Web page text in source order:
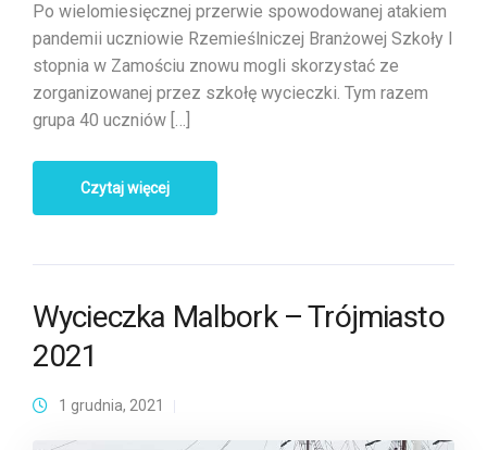
Po wielomiesięcznej przerwie spowodowanej atakiem
pandemii uczniowie Rzemieślniczej Branżowej Szkoły I
stopnia w Zamościu znowu mogli skorzystać ze
zorganizowanej przez szkołę wycieczki. Tym razem
grupa 40 uczniów […]
Czytaj więcej
Wycieczka Malbork – Trójmiasto
2021
1 grudnia, 2021